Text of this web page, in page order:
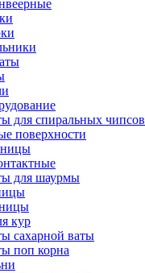
для спиральных чипсов
поверхности
для шаурмы
кур
сахарной ваты
поп корна